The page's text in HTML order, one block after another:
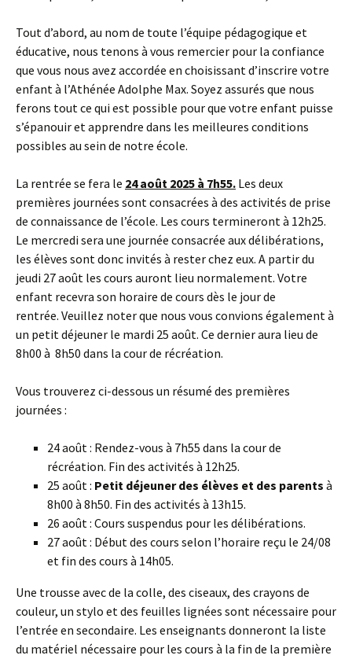
Tout d’abord, au nom de toute l’équipe pédagogique et
éducative, nous tenons à vous remercier pour la confiance
que vous nous avez accordée en choisissant d’inscrire votre
enfant à l’Athénée Adolphe Max. Soyez assurés que nous
ferons tout ce qui est possible pour que votre enfant puisse
s’épanouir et apprendre dans les meilleures conditions
possibles au sein de notre école.
La rentrée se fera le 24 août 2025 à 7h55. Les deux
premières journées sont consacrées à des activités de prise
de connaissance de l’école. Les cours termineront à 12h25.
Le mercredi sera une journée consacrée aux délibérations,
les élèves sont donc invités à rester chez eux. A partir du
jeudi 27 août les cours auront lieu normalement. Votre
enfant recevra son horaire de cours dès le jour de
rentrée. Veuillez noter que nous vous convions également à
un petit déjeuner le mardi 25 août. Ce dernier aura lieu de
8h00 à 8h50 dans la cour de récréation.
Vous trouverez ci-dessous un résumé des premières
journées :
24 août : Rendez-vous à 7h55 dans la cour de
récréation. Fin des activités à 12h25.
25 août : Petit déjeuner des élèves et des parents à
8h00 à 8h50. Fin des activités à 13h15.
26 août : Cours suspendus pour les délibérations.
27 août : Début des cours selon l’horaire reçu le 24/08
et fin des cours à 14h05.
Une trousse avec de la colle, des ciseaux, des crayons de
couleur, un stylo et des feuilles lignées sont nécessaire pour
l’entrée en secondaire. Les enseignants donneront la liste
du matériel nécessaire pour les cours à la fin de la première